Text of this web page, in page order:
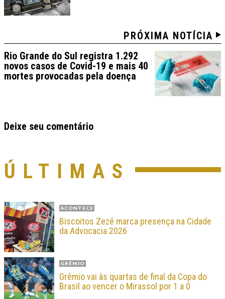
PRÓXIMA NOTÍCIA
Rio Grande do Sul registra 1.292
novos casos de Covid-19 e mais 40
mortes provocadas pela doença
Deixe seu comentário
ÚLTIMAS
ACONTECE
Biscoitos Zezé marca presença na Cidade
da Advocacia 2026
GRÊMIO
Grêmio vai às quartas de final da Copa do
Brasil ao vencer o Mirassol por 1 a 0